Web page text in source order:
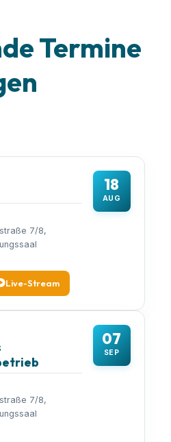
Termine
18
AUG
7/8,
Live-Stream
07
SEP
7/8,